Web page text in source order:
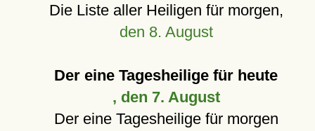
Die Liste aller Heiligen für morgen,
den 8. August
Der eine Tagesheilige für heute
, den 7. August
Der eine Tagesheilige für morgen